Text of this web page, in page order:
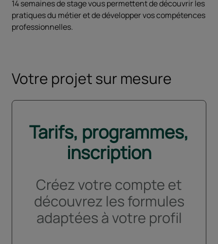
14 semaines de stage vous permettent de découvrir les
pratiques du métier et de développer vos compétences
professionnelles.
Votre projet sur mesure
Tarifs, programmes,
inscription
Créez votre compte et
découvrez les formules
adaptées à votre profil